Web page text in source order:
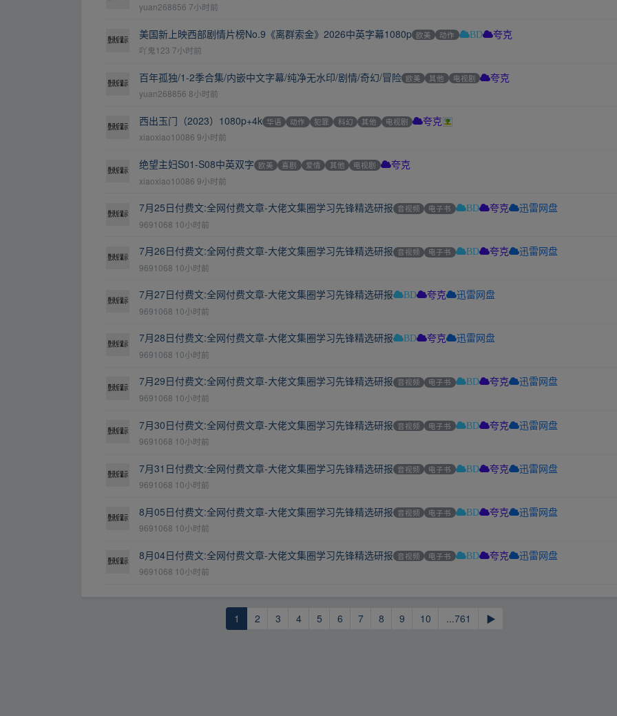
yuan268856 7小时前
美国新上映西部剧情片榜No.9《离群索金》2026中英字幕1080p 欧美 动作 BD 夸克
吖鬼123 7小时前
百年孤独/1-2季合集/内嵌中文字幕/纯净无水印/剧情/奇幻/冒险 欧美 其他 电视剧 夸克
yuan268856 8小时前
西出玉门（2023）1080p+4k 华语 动作 犯罪 科幻 其他 电视剧 夸克
xiaoxiao10086 9小时前
绝望主妇S01-S08中英双字 欧美 喜剧 爱情 其他 电视剧 夸克
xiaoxiao10086 9小时前
7月25日付费文:全网付费文章-大佬文集圈学习先锋精选研报 音视频 电子书 BD 夸克 迅雷网盘
9691068 10小时前
7月26日付费文:全网付费文章-大佬文集圈学习先锋精选研报 音视频 电子书 BD 夸克 迅雷网盘
9691068 10小时前
7月27日付费文:全网付费文章-大佬文集圈学习先锋精选研报 BD 夸克 迅雷网盘
9691068 10小时前
7月28日付费文:全网付费文章-大佬文集圈学习先锋精选研报 BD 夸克 迅雷网盘
9691068 10小时前
7月29日付费文:全网付费文章-大佬文集圈学习先锋精选研报 音视频 电子书 BD 夸克 迅雷网盘
9691068 10小时前
7月30日付费文:全网付费文章-大佬文集圈学习先锋精选研报 音视频 电子书 BD 夸克 迅雷网盘
9691068 10小时前
7月31日付费文:全网付费文章-大佬文集圈学习先锋精选研报 音视频 电子书 BD 夸克 迅雷网盘
9691068 10小时前
8月05日付费文:全网付费文章-大佬文集圈学习先锋精选研报 音视频 电子书 BD 夸克 迅雷网盘
9691068 10小时前
8月04日付费文:全网付费文章-大佬文集圈学习先锋精选研报 音视频 电子书 BD 夸克 迅雷网盘
9691068 10小时前
1 2 3 4 5 6 7 8 9 10 ...761 ▶